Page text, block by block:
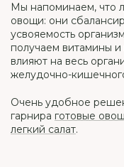
Мы напоминаем, что
овощи: они
усвояемость
получаем витамины и
влияют на весь
желудочно-
Очень удобное
гарнира готовые
легкий салат.